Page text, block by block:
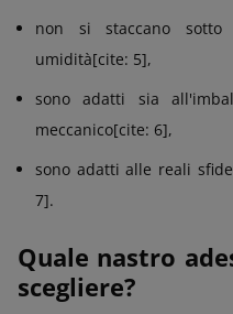
non si staccano
umidità[cite: 5],
sono adatti sia
meccanico[cite: 6],
sono adatti alle reali
7].
Quale nastro
scegliere?